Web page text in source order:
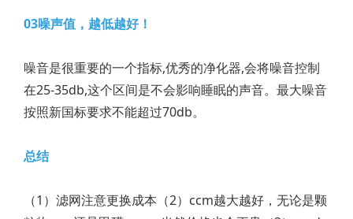
03噪声值，越低越好！
噪音是很重要的一个指标,优秀的净化器,会将噪音控制
在25-35db,这个区间是不会影响睡眠的声音。最大噪音
按照新国标要求不能超过70db。
总结
（1）滤网注意更换成本（2）ccm越大越好，无论是颗